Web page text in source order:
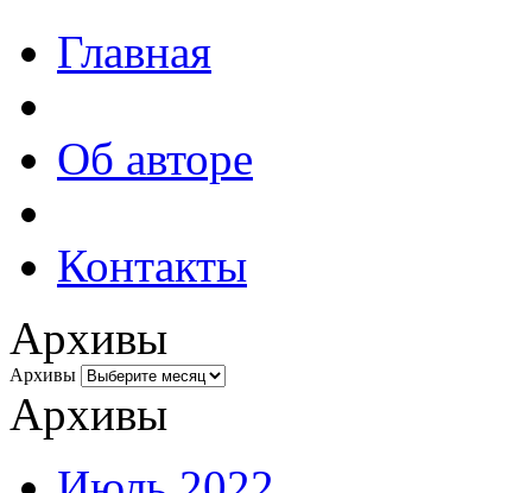
Главная
Об авторе
Контакты
Архивы
Архивы
Архивы